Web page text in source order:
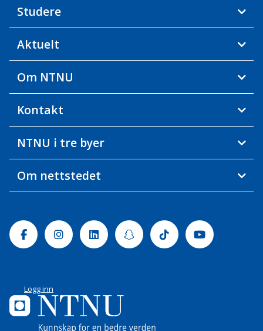
Studere
Aktuelt
Om NTNU
Kontakt
NTNU i tre byer
Om nettstedet
FacebookInstagramLinkedinSnapchatTiktok Youtube
Logg inn